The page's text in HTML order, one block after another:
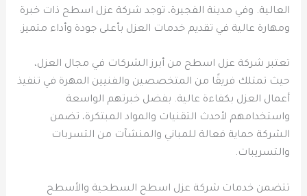
العالية. وفي مدينة الفجيرة، توجد شركة عزل اسطح ذات خبرة
ومهارة عالية في تقديم خدمات العزل بأعلى جودة وأداء متميز.
تعتبر شركة عزل اسطح من أبرز الشركات في مجال العزل،
حيث تمتلك فريقًا من المتخصصين والفنيين المهرة في تنفيذ
أعمال العزل بكفاءة عالية. بفضل خبرتهم الواسعة
واستخدامهم لأحدث التقنيات والمواد المبتكرة، تضمن
الشركة حماية فعالة للمباني والمنشآت من التسربات
والتسريبات.
تتضمن خدمات شركة عزل اسطح السطحية والأسطح